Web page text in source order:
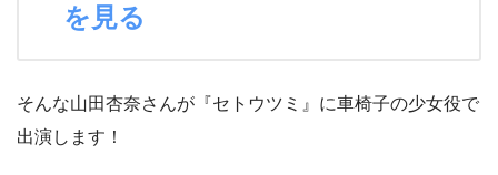
を見る
そんな山田杏奈さんが『セトウツミ』に車椅子の少女役で
出演します！